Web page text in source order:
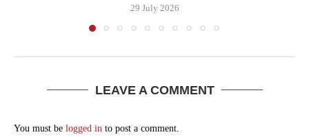
29 July 2026
LEAVE A COMMENT
You must be logged in to post a comment.